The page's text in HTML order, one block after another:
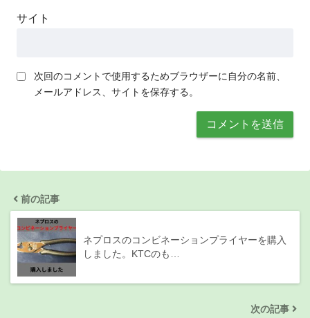
サイト
次回のコメントで使用するためブラウザーに自分の名前、
メールアドレス、サイトを保存する。
前の記事
ネプロスのコンビネーションプライヤーを購入
しました。KTCのも…
次の記事